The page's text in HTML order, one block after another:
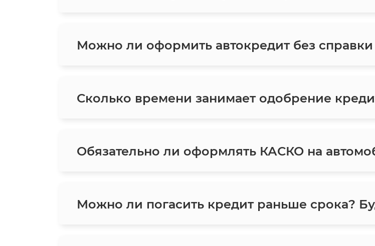
Можно ли оформить автокредит без справки
Сколько времени занимает одобрение
Обязательно ли оформлять КАСКО на
Можно ли погасить кредит раньше срока?